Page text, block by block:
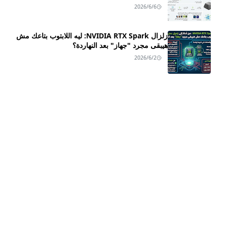
2026/6/6
زلزال NVIDIA RTX Spark: ليه اللابتوب بتاعك مش
هيبقى مجرد "جهاز" بعد النهاردة؟
2026/6/2